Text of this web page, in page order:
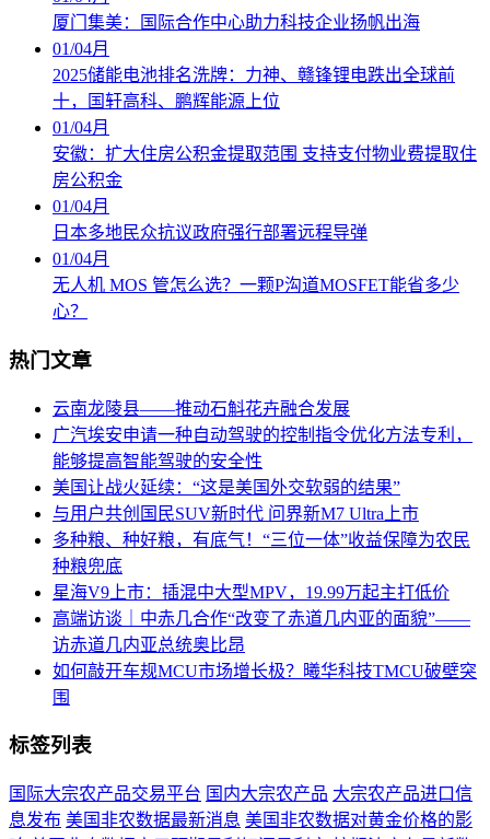
厦门集美：国际合作中心助力科技企业扬帆出海
01/04月
2025储能电池排名洗牌：力神、赣锋锂电跌出全球前
十，国轩高科、鹏辉能源上位
01/04月
安徽：扩大住房公积金提取范围 支持支付物业费提取住
房公积金
01/04月
日本多地民众抗议政府强行部署远程导弹
01/04月
无人机 MOS 管怎么选？一颗P沟道MOSFET能省多少
心？
热门文章
云南龙陵县――推动石斛花卉融合发展
广汽埃安申请一种自动驾驶的控制指令优化方法专利，
能够提高智能驾驶的安全性
美国让战火延续：“这是美国外交软弱的结果”
与用户共创国民SUV新时代 问界新M7 Ultra上市
多种粮、种好粮，有底气！“三位一体”收益保障为农民
种粮兜底
星海V9上市：插混中大型MPV，19.99万起主打低价
高端访谈｜中赤几合作“改变了赤道几内亚的面貌”――
访赤道几内亚总统奥比昂
如何敲开车规MCU市场增长极？曦华科技TMCU破壁突
围
标签列表
国际大宗农产品交易平台 国内大宗农产品 大宗农产品进口信
息发布 美国非农数据最新消息 美国非农数据对黄金价格的影